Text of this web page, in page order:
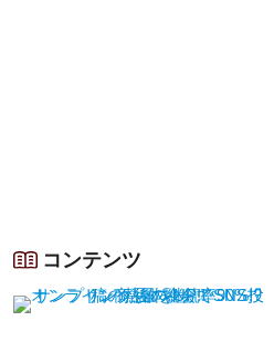
コンテンツ